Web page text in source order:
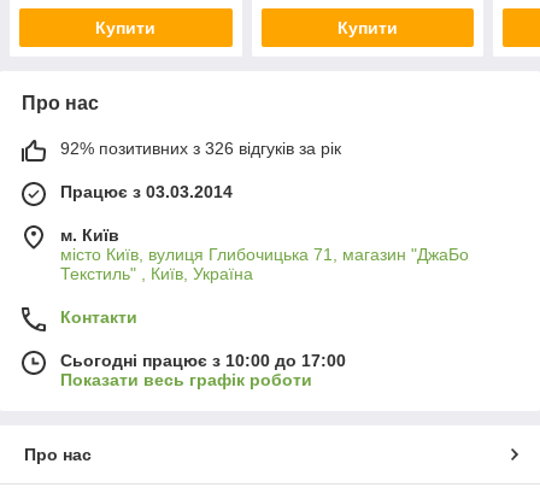
Купити Купити
Про нас
92% позитивних з 326 відгуків за рік
Працює з 03.03.2014
м. Київ
місто Київ, вулиця Глибочицька 71, магазин "ДжаБо
Текстиль" , Київ, Україна
Контакти
Сьогодні працює з 10:00 до 17:00
Показати весь графік роботи
Про нас